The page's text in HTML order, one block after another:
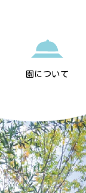
園について